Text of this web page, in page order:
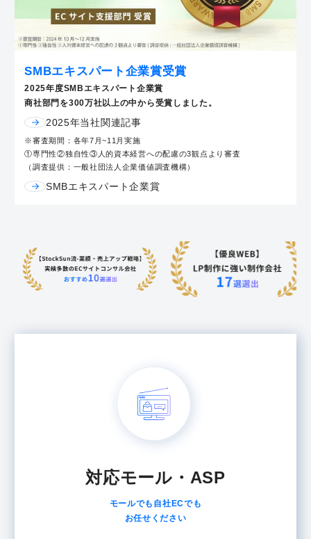
SMBエキスパート企業賞受賞
2025年度SMBエキスパート企業賞
商社部門を300万社以上の中から受賞しました。
2025年当社関連記事
※審査期間：各年7月~11月実施
①専門性②独自性③人的資本経営への配慮の3観点より審査
（調査提供：一般社団法人企業価値調査機構）
SMBエキスパート企業賞
対応モール・ASP
モールでも自社ECでも
お任せください